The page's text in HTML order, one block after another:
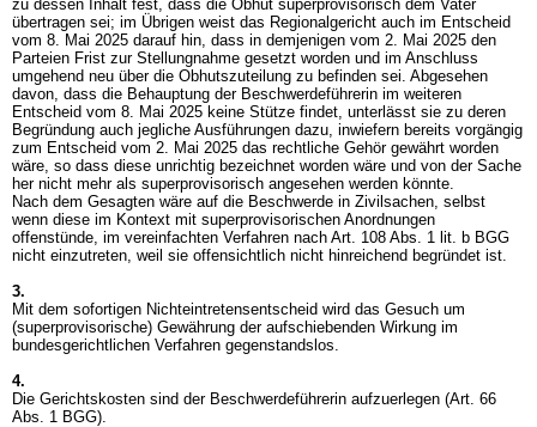
zu dessen Inhalt fest, dass die Obhut superprovisorisch dem Vater
übertragen sei; im Übrigen weist das Regionalgericht auch im Entscheid
vom 8. Mai 2025 darauf hin, dass in demjenigen vom 2. Mai 2025 den
Parteien Frist zur Stellungnahme gesetzt worden und im Anschluss
umgehend neu über die Obhutszuteilung zu befinden sei. Abgesehen
davon, dass die Behauptung der Beschwerdeführerin im weiteren
Entscheid vom 8. Mai 2025 keine Stütze findet, unterlässt sie zu deren
Begründung auch jegliche Ausführungen dazu, inwiefern bereits vorgängig
zum Entscheid vom 2. Mai 2025 das rechtliche Gehör gewährt worden
wäre, so dass diese unrichtig bezeichnet worden wäre und von der Sache
her nicht mehr als superprovisorisch angesehen werden könnte.
Nach dem Gesagten wäre auf die Beschwerde in Zivilsachen, selbst
wenn diese im Kontext mit superprovisorischen Anordnungen
offenstünde, im vereinfachten Verfahren nach Art. 108 Abs. 1 lit. b BGG
nicht einzutreten, weil sie offensichtlich nicht hinreichend begründet ist.
3.
Mit dem sofortigen Nichteintretensentscheid wird das Gesuch um
(superprovisorische) Gewährung der aufschiebenden Wirkung im
bundesgerichtlichen Verfahren gegenstandslos.
4.
Die Gerichtskosten sind der Beschwerdeführerin aufzuerlegen (Art. 66
Abs. 1 BGG).